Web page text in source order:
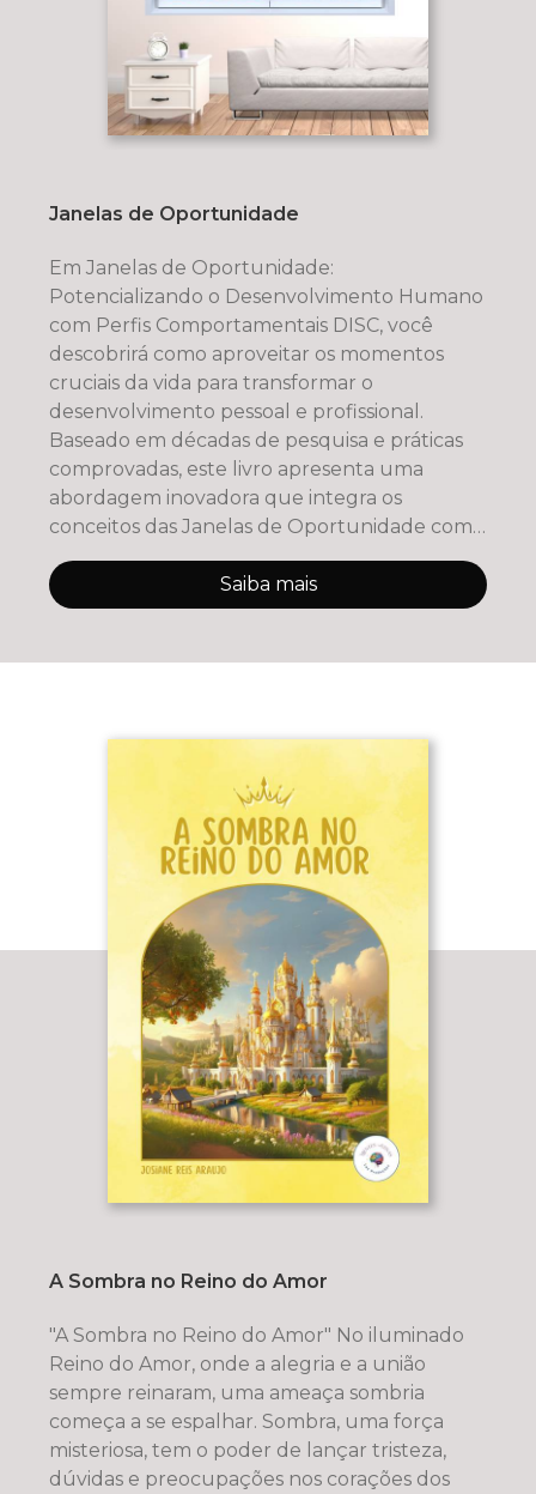
Janelas de Oportunidade
Em Janelas de Oportunidade:
Potencializando o Desenvolvimento Humano
com Perfis Comportamentais DISC, você
descobrirá como aproveitar os momentos
cruciais da vida para transformar o
desenvolvimento pessoal e profissional.
Baseado em décadas de pesquisa e práticas
comprovadas, este livro apresenta uma
abordagem inovadora que integra os
conceitos das Janelas de Oportunidade com
os perfis comportamen
Saiba mais
A Sombra no Reino do Amor
"A Sombra no Reino do Amor" No iluminado
Reino do Amor, onde a alegria e a união
sempre reinaram, uma ameaça sombria
começa a se espalhar. Sombra, uma força
misteriosa, tem o poder de lançar tristeza,
dúvidas e preocupações nos corações dos